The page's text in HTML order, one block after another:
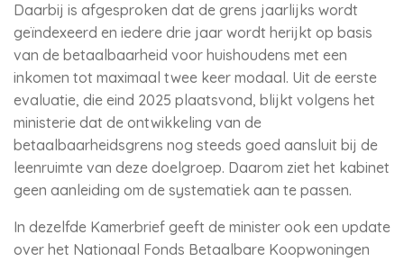
Daarbij is afgesproken dat de grens jaarlijks wordt
geïndexeerd en iedere drie jaar wordt herijkt op basis
van de betaalbaarheid voor huishoudens met een
inkomen tot maximaal twee keer modaal. Uit de eerste
evaluatie, die eind 2025 plaatsvond, blijkt volgens het
ministerie dat de ontwikkeling van de
betaalbaarheidsgrens nog steeds goed aansluit bij de
leenruimte van deze doelgroep. Daarom ziet het kabinet
geen aanleiding om de systematiek aan te passen.
In dezelfde Kamerbrief geeft de minister ook een update
over het Nationaal Fonds Betaalbare Koopwoningen